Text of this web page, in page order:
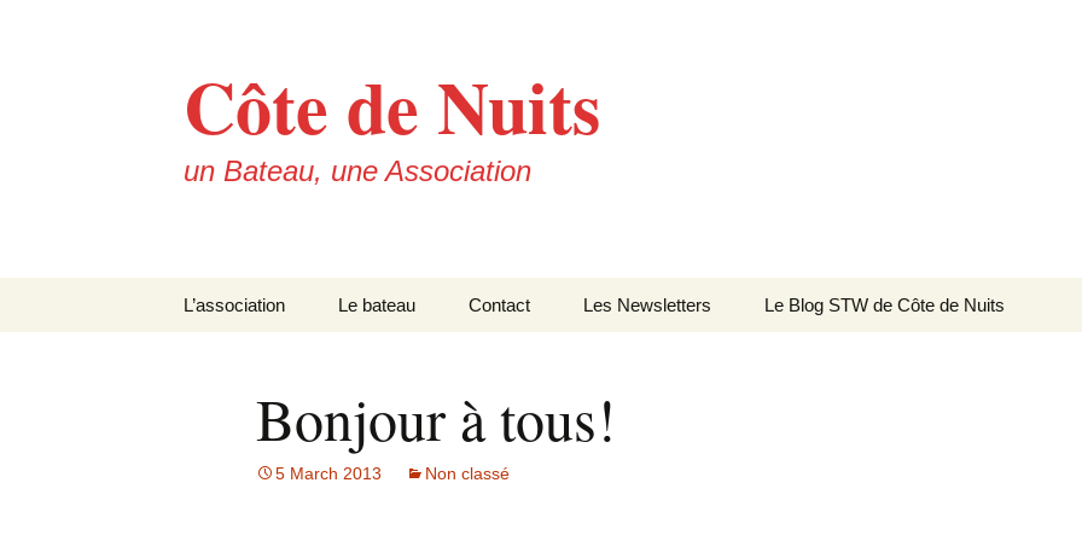
Côte de Nuits
un Bateau, une Association
L’association
L’école Communautaire
Fraternité de La Hatte
Le bateau
La découverte de \”Côte
de Nuits\”
Les équipements de
Contact Les Newsletters
Newsletter 5 – Oct 2013
Le Blog STW de Côte de Nuits
Bonjour à tous!
5 March 2013 Non classé